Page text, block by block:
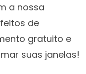
a nossa
de
gratuito e
suas janelas!